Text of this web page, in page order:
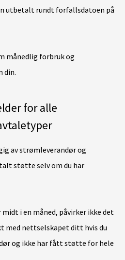
utbetalt rundt forfallsdatoen på
månedlig forbruk og
din.
for alle
av strømleverandør og
støtte selv om du har
i en måned, påvirker ikke det
med nettselskapet ditt hvis du
og ikke har fått støtte for hele